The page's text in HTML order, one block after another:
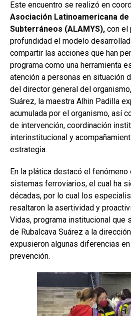
Este encuentro se realizó en
Asociación Latinoamericana
Subterráneos (ALAMYS), con el
profundidad el modelo
compartir las acciones que han
programa como una herramienta
atención a personas en situación
del director general del
Suárez, la maestra Alhin Padilla
acumulada por el organismo, así
de intervención, coordinación
interinstitucional y
estrategia.
En la plática destacó el
sistemas ferroviarios, el cual ha
décadas, por lo cual los
resaltaron la asertividad y
Vidas, programa institucional que
de Rubalcava Suárez a la
expusieron algunas diferencias
prevención.